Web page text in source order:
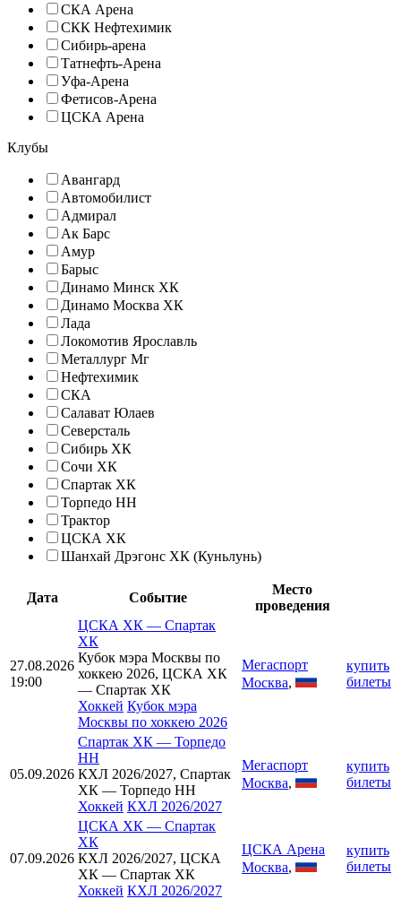
СКА Арена
СКК Нефтехимик
Сибирь-арена
Татнефть-Арена
Уфа-Арена
Фетисов-Арена
ЦСКА Арена
Клубы
Авангард
Автомобилист
Адмирал
Ак Барс
Амур
Барыс
Динамо Минск ХК
Динамо Москва ХК
Лада
Локомотив Ярославль
Металлург Мг
Нефтехимик
СКА
Салават Юлаев
Северсталь
Сибирь ХК
Сочи ХК
Спартак ХК
Торпедо НН
Трактор
ЦСКА ХК
Шанхай Дрэгонс ХК (Куньлунь)
Дата Событие
Место
проведения
27.08.2026
19:00
ЦСКА ХК — Спартак
ХК
Кубок мэра Москвы по
хоккею 2026, ЦСКА ХК
— Спартак ХК
Хоккей Кубок мэра
Москвы по хоккею 2026
Мегаспорт
Москва,
купить
билеты
05.09.2026
Спартак ХК — Торпедо
НН
КХЛ 2026/2027, Спартак
ХК — Торпедо НН
Хоккей КХЛ 2026/2027
Мегаспорт
Москва,
купить
билеты
07.09.2026
ЦСКА ХК — Спартак
ХК
КХЛ 2026/2027, ЦСКА
ХК — Спартак ХК
Хоккей КХЛ 2026/2027
ЦСКА Арена
Москва,
купить
билеты